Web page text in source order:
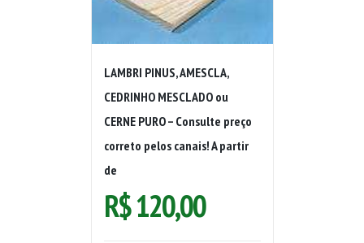
LAMBRI PINUS, AMESCLA,
CEDRINHO MESCLADO ou
CERNE PURO – Consulte preço
correto pelos canais! A partir
de
R$120,00